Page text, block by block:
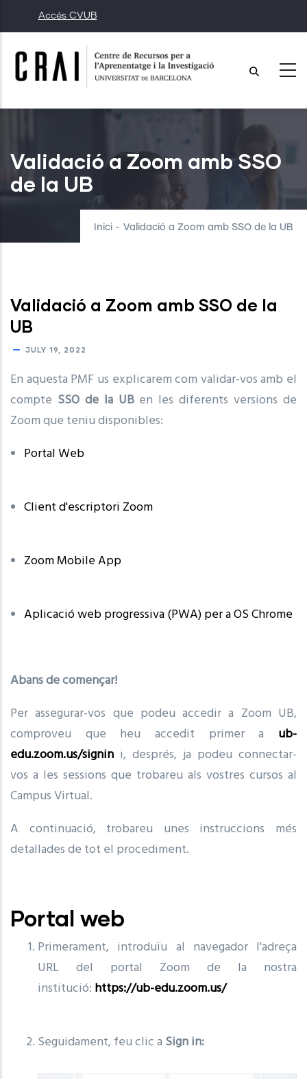
al
contingut
Accés CVUB
Validació a Zoom amb SSO
de la UB
Inici - Validació a Zoom amb SSO de la UB
Validació a Zoom amb SSO de la
UB
JULY 19, 2022
En aquesta PMF us explicarem com validar-vos amb el
compte SSO de la UBen les diferents versions de
Zoom que teniu disponibles:
Portal Web
Client d'escriptori Zoom
Zoom Mobile App
Aplicació web progressiva (PWA) per a OS Chrome
Abans de començar!
Per assegurar-vos que podeu accedir a Zoom UB,
comproveu que heu accedit primer a ub-
edu.zoom.us/signin i, després, ja podeu connectar-
vos a les sessions que trobareu als vostres cursos al
Campus Virtual.
A continuació, trobareu unes instruccions més
detallades de tot el procediment.
Portal web
Primerament, introduïu al navegador l'adreça
URL del portal Zoom de la nostra
institució: https://ub-edu.zoom.us/
Seguidament, feu clic a Sign in: